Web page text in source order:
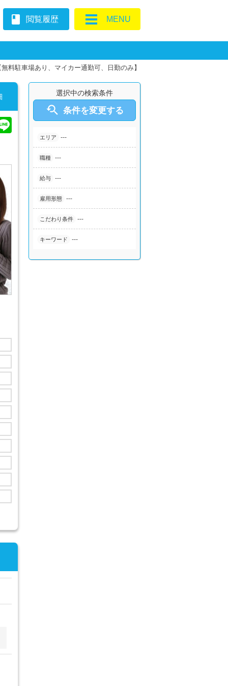
MENU
book 閲覧履歴
料駐車場あり、マイカー通勤可、日勤のみ】
選択中の検索条件
 条件を変更する
エリア ---
職種 ---
給与 ---
雇用形態 ---
こだわり条件 ---
キーワード ---